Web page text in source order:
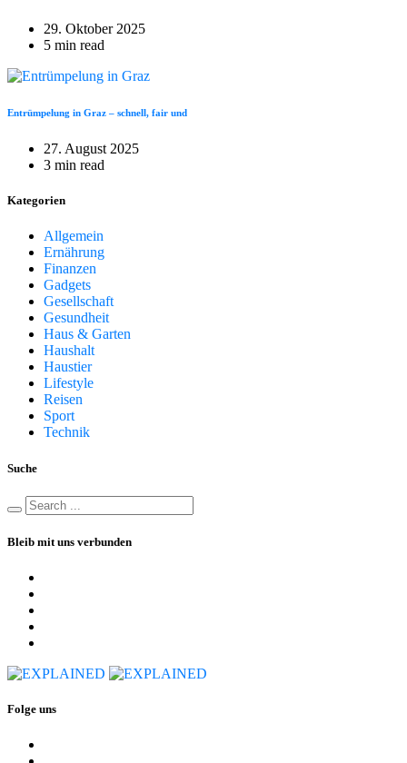
29. Oktober 2025
5 min read
Entrümpelung in Graz – schnell, fair und
27. August 2025
3 min read
Kategorien
Allgemein
Ernährung
Finanzen
Gadgets
Gesellschaft
Gesundheit
Haus & Garten
Haushalt
Haustier
Lifestyle
Reisen
Sport
Technik
Suche
Bleib mit uns verbunden
Folge uns